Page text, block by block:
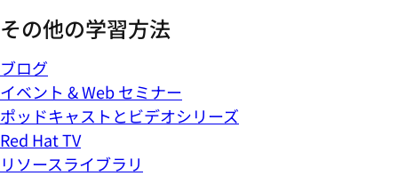
その他の学習方法
ブログ
イベント & Web セミナー
ポッドキャストとビデオシリーズ
Red Hat TV
リソースライブラリ